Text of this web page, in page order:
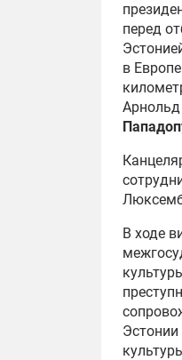
перед
в
Арнольд
В ходе
Эстонии